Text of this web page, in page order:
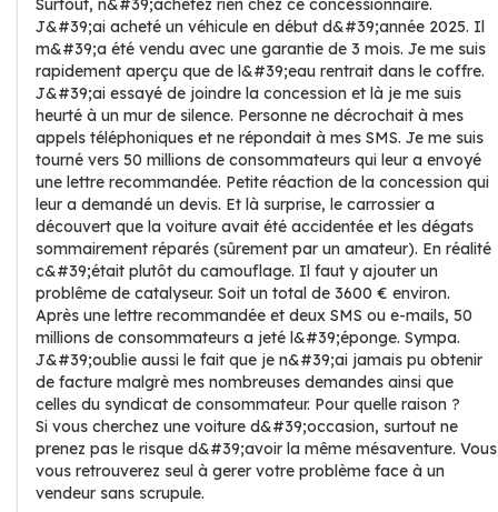
Surtout, n&#39;achetez rien chez ce concessionnaire.
J&#39;ai acheté un véhicule en début d&#39;année 2025. Il
m&#39;a été vendu avec une garantie de 3 mois. Je me suis
rapidement aperçu que de l&#39;eau rentrait dans le coffre.
J&#39;ai essayé de joindre la concession et là je me suis
heurté à un mur de silence. Personne ne décrochait à mes
appels téléphoniques et ne répondait à mes SMS. Je me suis
tourné vers 50 millions de consommateurs qui leur a envoyé
une lettre recommandée. Petite réaction de la concession qui
leur a demandé un devis. Et là surprise, le carrossier a
découvert que la voiture avait été accidentée et les dégats
sommairement réparés (sûrement par un amateur). En réalité
c&#39;était plutôt du camouflage. Il faut y ajouter un
problême de catalyseur. Soit un total de 3600 € environ.
Après une lettre recommandée et deux SMS ou e-mails, 50
millions de consommateurs a jeté l&#39;éponge. Sympa.
J&#39;oublie aussi le fait que je n&#39;ai jamais pu obtenir
de facture malgrè mes nombreuses demandes ainsi que
celles du syndicat de consommateur. Pour quelle raison ?
Si vous cherchez une voiture d&#39;occasion, surtout ne
prenez pas le risque d&#39;avoir la même mésaventure. Vous
vous retrouverez seul à gerer votre problème face à un
vendeur sans scrupule.